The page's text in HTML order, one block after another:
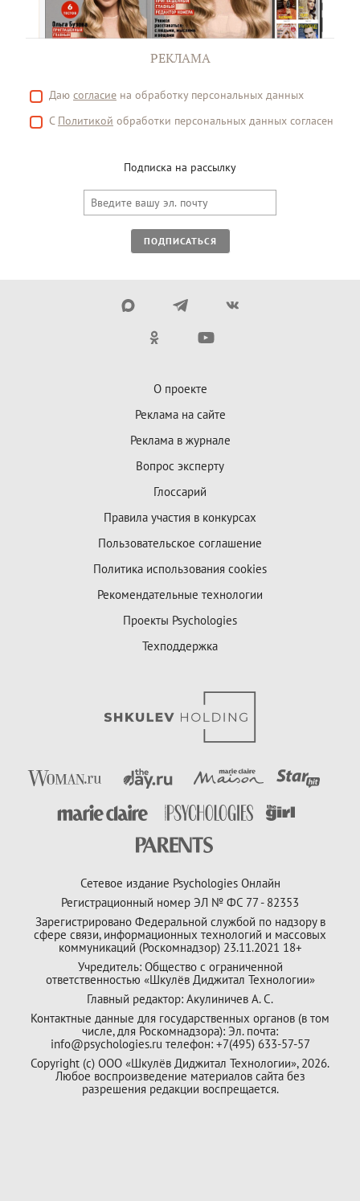
РЕКЛАМА
Даю согласие на обработку персональных данных
С Политикой обработки персональных данных согласен
Подписка на рассылку
ПОДПИСАТЬСЯ
О проекте
Реклама на сайте
Реклама в журнале
Вопрос эксперту
Глоссарий
Правила участия в конкурсах
Пользовательское соглашение
Политика использования cookies
Рекомендательные технологии
Проекты Psychologies
Техподдержка
Сетевое издание Psychologies Онлайн
Регистрационный номер ЭЛ № ФС 77 - 82353
Зарегистрировано Федеральной службой по надзору в
сфере связи, информационных технологий и массовых
коммуникаций (Роскомнадзор) 23.11.2021 18+
Учредитель: Общество с ограниченной
ответственностью «Шкулёв Диджитал Технологии»
Главный редактор: Акулиничев А. С.
Контактные данные для государственных органов (в том
числе, для Роскомнадзора): Эл. почта:
info@psychologies.ru телефон: +7(495) 633-57-57
Copyright (с) ООО «Шкулёв Диджитал Технологии», 2026.
Любое воспроизведение материалов сайта без
разрешения редакции воспрещается.